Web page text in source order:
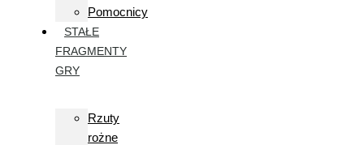
Pomocnicy
STAŁE
FRAGMENTY
GRY
Rzuty
rożne